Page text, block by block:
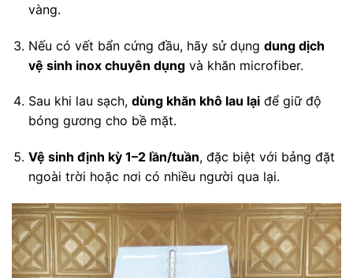
vàng.
Nếu có vết bẩn cứng đầu, hãy sử dụng dung dịch
vệ sinh inox chuyên dụngvà khăn microfiber.
Sau khi lau sạch, dùng khăn khô lau lạiđể giữ độ
bóng gương cho bề mặt.
Vệ sinh định kỳ 1–2 lần/tuần, đặc biệt với bảng đặt
ngoài trời hoặc nơi có nhiều người qua lại.